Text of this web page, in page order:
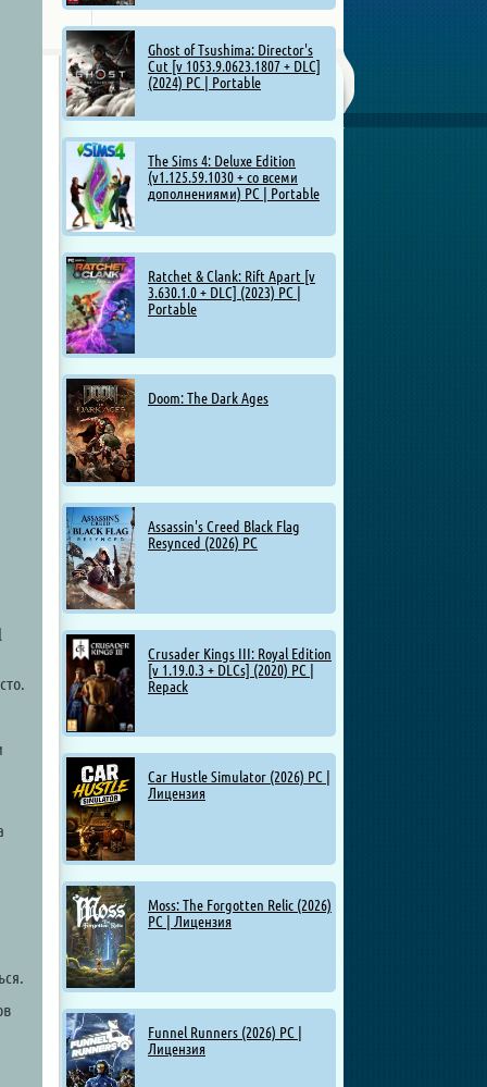
Ghost of Tsushima: Director's
Cut [v 1053.9.0623.1807 + DLC]
(2024) PC | Portable
The Sims 4: Deluxe Edition
(v1.125.59.1030 + со всеми
дополнениями) PC | Portable
Ratchet & Clank: Rift Apart [v
3.630.1.0 + DLC] (2023) PC |
Portable
Doom: The Dark Ages
Assassin's Creed Black Flag
Resynced (2026) PC
Crusader Kings III: Royal Edition
[v 1.19.0.3 + DLCs] (2020) PC |
Repack
Car Hustle Simulator (2026) PC |
Лицензия
Moss: The Forgotten Relic (2026)
PC | Лицензия
Funnel Runners (2026) PC |
Лицензия